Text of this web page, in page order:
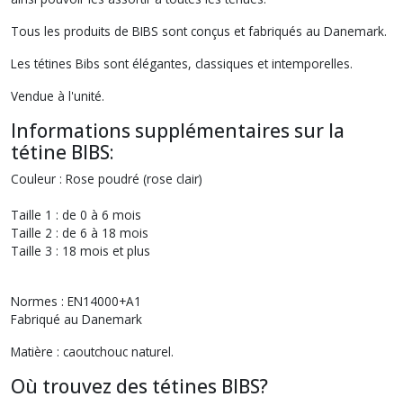
Tous les produits de BIBS sont conçus et fabriqués au Danemark.
Les tétines Bibs sont élégantes, classiques et intemporelles.
Vendue à l'unité.
Informations supplémentaires sur la
tétine BIBS:
Couleur : Rose poudré (rose clair)
Taille 1 : de 0 à 6 mois
Taille 2 : de 6 à 18 mois
Taille 3 : 18 mois et plus
Normes : EN14000+A1
Fabriqué au Danemark
Matière : caoutchouc naturel.
Où trouvez des tétines BIBS?